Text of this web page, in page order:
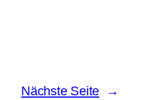
Nächste Seite →